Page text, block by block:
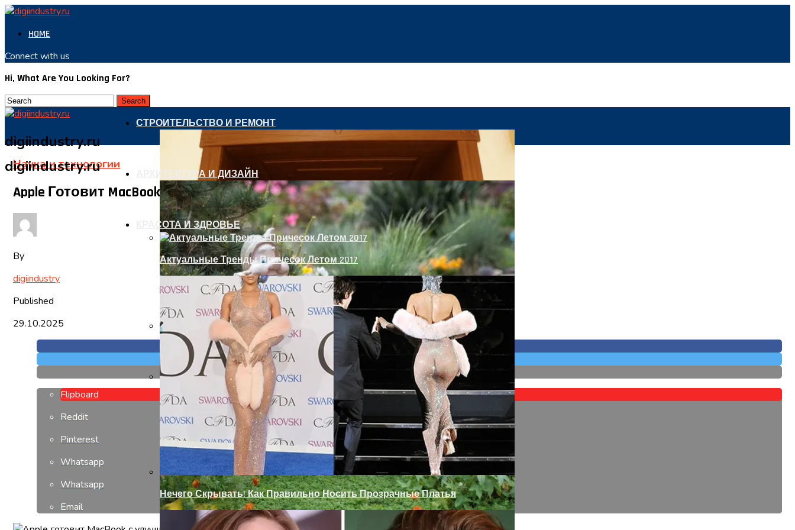
HOME
Connect with us
Hi, What Are You Looking For?
digiindustry.ru
digiindustry.ru
СТРОИТЕЛЬСТВО И РЕМОНТ
Установка Доборов На Дверь Своими Руками
АРХИТЕКТУРА И ДИЗАЙН
Современный Дизайн Сада
КРАСОТА И ЗДРОВЬЕ
Актуальные Тренды Причесок Летом 2017
Нечего Скрывать! Как Правильно Носить Прозрачные Платья
Наука и технологии
Apple Готовит MacBook С Улучшенным 5G
By
digiindustry
Published
29.10.2025
Flipboard
Reddit
Pinterest
Whatsapp
Whatsapp
Email